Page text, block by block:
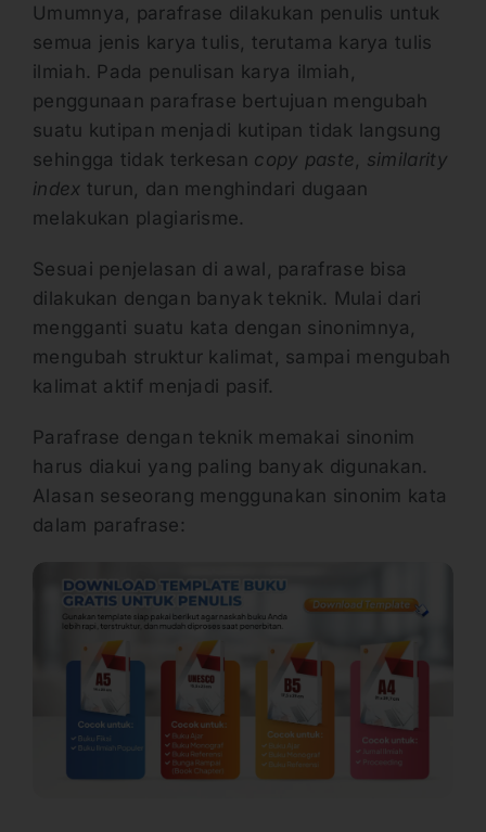
Umumnya, parafrase dilakukan penulis untuk
semua jenis karya tulis, terutama karya tulis
ilmiah. Pada penulisan karya ilmiah,
penggunaan parafrase bertujuan mengubah
suatu kutipan menjadi kutipan tidak langsung
sehingga tidak terkesan copy paste
similarity
index turun, dan menghindari dugaan
melakukan plagiarisme.
Sesuai penjelasan di awal, parafrase bisa
dilakukan dengan banyak teknik. Mulai dari
mengganti suatu kata dengan sinonimnya,
mengubah struktur kalimat, sampai mengubah
kalimat aktif menjadi pasif.
Parafrase dengan teknik memakai sinonim
harus diakui yang paling banyak digunakan.
Alasan seseorang menggunakan sinonim kata
dalam parafrase: